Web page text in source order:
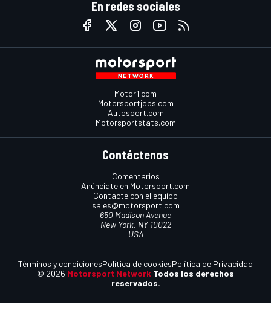
En redes sociales
Motor1.com
Motorsportjobs.com
Autosport.com
Motorsportstats.com
Contáctenos
Comentarios
Anúnciate en Motorsport.com
Contacte con el equipo
sales@motorsport.com
650 Madison Avenue
New York, NY 10022
USA
© 2026 Motorsport Network Todos los derechos
reservados.
Términos y condicionesPolítica de cookiesPolítica de Privacidad